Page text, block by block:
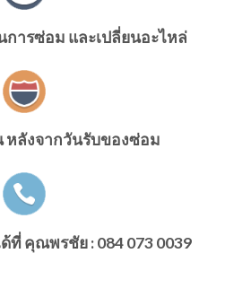
ารซ่อม และเปลี่ยนอะไหล่
หลังจากวันรับของซ่อม
คุณพรชัย : 084 073 0039